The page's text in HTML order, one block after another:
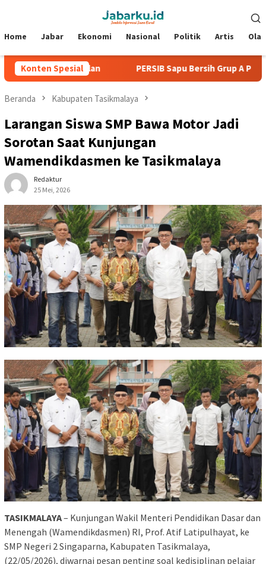
Mobile
Home Jabar Ekonomi Nasional Politik Artis
Konten Spesial
Kebobolan PERSIB Sapu Bersih Grup A Piala
Beranda Kabupaten Tasikmalaya
Larangan Siswa SMP Bawa Motor Jadi
Sorotan Saat Kunjungan
Wamendikdasmen ke Tasikmalaya
Redaktur
25 Mei, 2026
TASIKMALAYA– Kunjungan Wakil Menteri Pendidikan Dasar dan
Menengah (Wamendikdasmen) RI, Prof. Atif Latipulhayat, ke
SMP Negeri 2 Singaparna, Kabupaten Tasikmalaya,
(22/05/2026), diwarnai pesan penting soal kedisiplinan pelajar